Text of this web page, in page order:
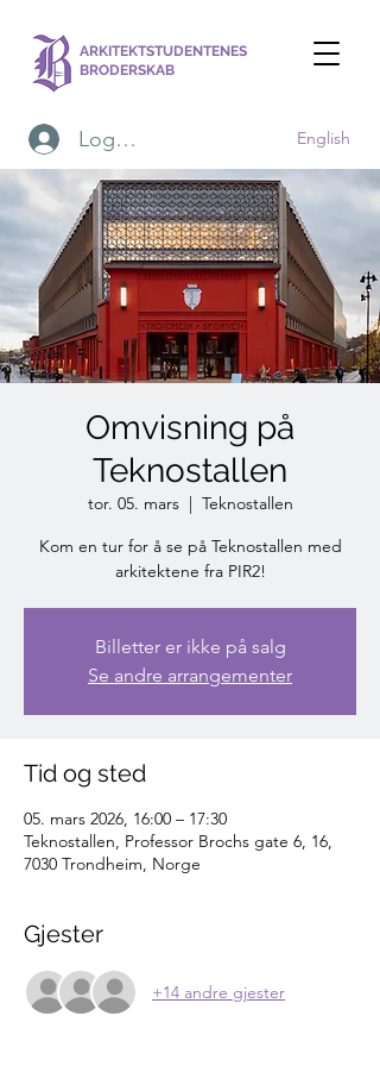
ARKITEKTSTUDENTENES
BRODERSKAB
English
Logg inn
Omvisning på
Teknostallen
tor. 05. mars
  |
Teknostallen
Kom en tur for å se på Teknostallen med
arkitektene fra PIR2!
Billetter er ikke på salg
Se andre arrangementer
Tid og sted
05. mars 2026, 16:00 – 17:30
Teknostallen, Professor Brochs gate 6, 16,
7030 Trondheim, Norge
Gjester
+14 andre gjester